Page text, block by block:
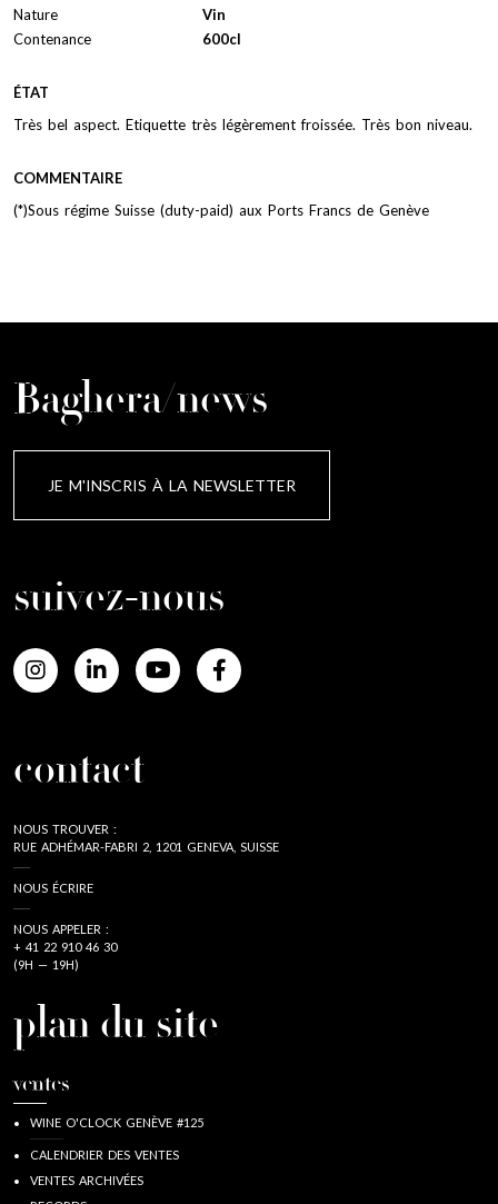
Nature
Vin
Contenance
600cl
ÉTAT
Très bel aspect. Etiquette très légèrement froissée. Très bon niveau.
COMMENTAIRE
(*)Sous régime Suisse (duty-paid) aux Ports Francs de Genève
Baghera/news
JE M'INSCRIS À LA NEWSLETTER
suivez-nous
contact
NOUS TROUVER :
RUE ADHÉMAR-FABRI 2, 1201 GENEVA, SUISSE
NOUS ÉCRIRE
NOUS APPELER :
+ 41 22 910 46 30
(9H — 19H)
plan du site
ventes
WINE O'CLOCK GENÈVE #125
CALENDRIER DES VENTES
VENTES ARCHIVÉES